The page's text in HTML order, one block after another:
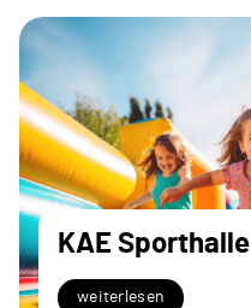
KAE Sporthalle
weiterlesen